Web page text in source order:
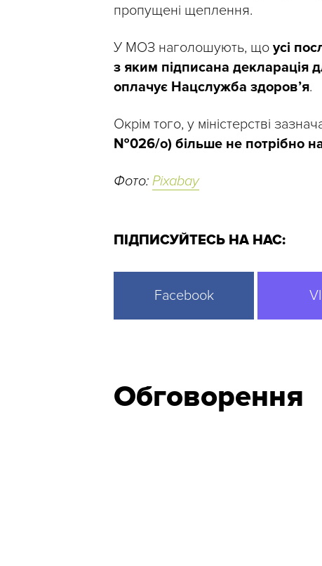
пропущені щеплення.
У МОЗ наголошують, що усі
з яким підписана декларація
оплачує Нацслужба здоров’я.
Окрім того, у міністерстві
№026/о) більше не потрібно
Фото: Pixabay
ПІДПИСУЙТЕСЬ НА НАС:
Facebook
Обговорення